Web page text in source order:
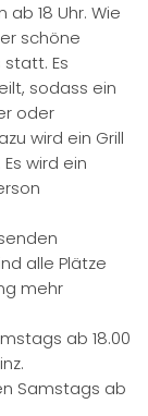
ab 18 Uhr. Wie
schöne
Es
sodass ein
oder
wird ein Grill
wird ein
alle Plätze
mehr
ab 18.00
Samstags ab